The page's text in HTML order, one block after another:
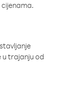
cijenama.
u trajanju od